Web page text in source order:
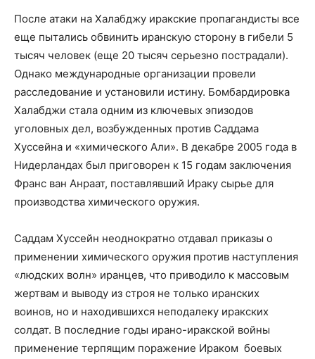
После атаки на Халабджу иракские пропагандисты все
еще пытались обвинить иранскую сторону в гибели 5
тысяч человек (еще 20 тысяч серьезно пострадали).
Однако международные организации провели
расследование и установили истину. Бомбардировка
Халабджи стала одним из ключевых эпизодов
уголовных дел, возбужденных против Саддама
Хуссейна и «химического Али». В декабре 2005 года в
Нидерландах был приговорен к 15 годам заключения
Франс ван Анраат, поставлявший Ираку сырье для
производства химического оружия.
Саддам Хуссейн неоднократно отдавал приказы о
применении химического оружия против наступления
«людских волн» иранцев, что приводило к массовым
жертвам и выводу из строя не только иранских
воинов, но и находившихся неподалеку иракских
солдат. В последние годы ирано-иракской войны
применение терпящим поражение Ираком боевых